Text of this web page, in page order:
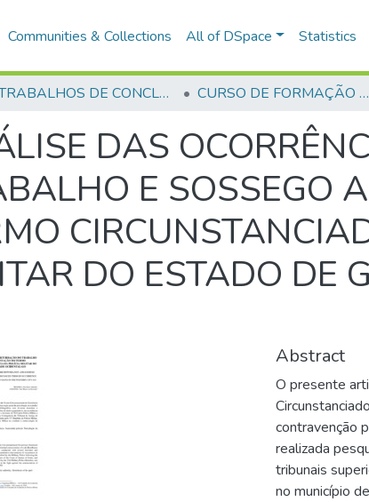
Communities & Collections All of DSpace Statistics
TRABALHOS DE CONCLUSÃO DE CURSO - CFP (CURSO DE FORMAÇÃO DE PRAÇAS) CURSO DE FORMAÇÃO DE PRAÇAS - CFP - 2018
DAS
E SOSSEGO
DO ESTADO DE
Abstract
O presente
contravenção
realizada
tribunais
no município